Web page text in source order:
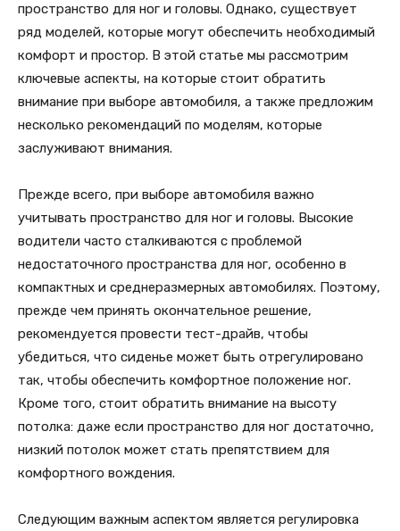
пространство для ног и головы. Однако, существует
ряд моделей, которые могут обеспечить необходимый
комфорт и простор. В этой статье мы рассмотрим
ключевые аспекты, на которые стоит обратить
внимание при выборе автомобиля, а также предложим
несколько рекомендаций по моделям, которые
заслуживают внимания.
Прежде всего, при выборе автомобиля важно
учитывать пространство для ног и головы. Высокие
водители часто сталкиваются с проблемой
недостаточного пространства для ног, особенно в
компактных и среднеразмерных автомобилях. Поэтому,
прежде чем принять окончательное решение,
рекомендуется провести тест-драйв, чтобы
убедиться, что сиденье может быть отрегулировано
так, чтобы обеспечить комфортное положение ног.
Кроме того, стоит обратить внимание на высоту
потолка: даже если пространство для ног достаточно,
низкий потолок может стать препятствием для
комфортного вождения.
Следующим важным аспектом является регулировка